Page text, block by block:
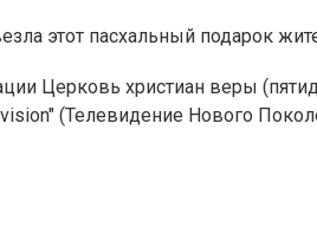
этот пасхальный подарок
Церковь христиан веры
(Телевидение Нового